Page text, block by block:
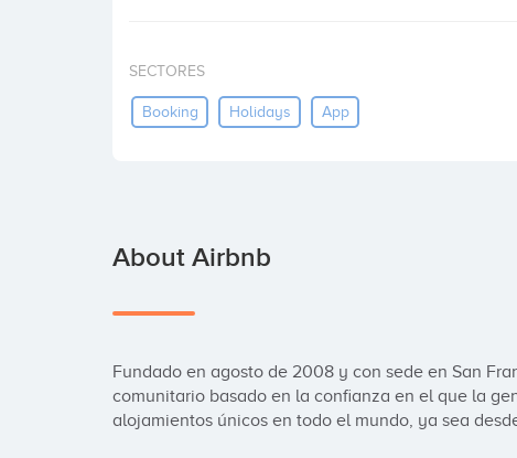
SECTORES
Booking Holidays App
About Airbnb
Fundado en agosto de 2008 y con sede en San
comunitario basado en la confianza en el que la
alojamientos únicos en todo el mundo, ya sea